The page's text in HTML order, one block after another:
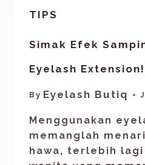
TIPS
Simak Efek
Eyelash Extension!
By Eyelash Butiq
Menggunakan
memanglah
hawa, terlebih